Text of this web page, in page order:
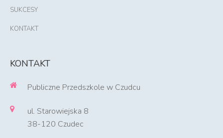
SUKCESY
KONTAKT
KONTAKT
Publiczne Przedszkole w Czudcu
ul. Starowiejska 8
38-120 Czudec